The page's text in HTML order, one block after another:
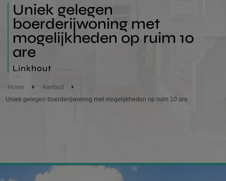
Uniek gelegen
boerderijwoning met
mogelijkheden op ruim 10
are
Linkhout
Home
Aanbod
Uniek gelegen boerderijwoning met mogelijkheden op ruim 10 are